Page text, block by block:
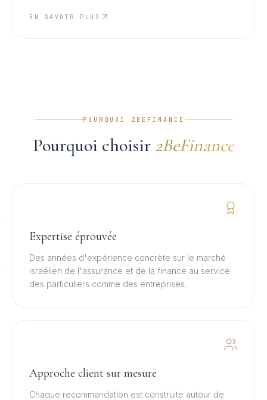
EN SAVOIR PLUS
POURQUOI 2BEFINANCE
Pourquoi choisir 2BeFinance
Expertise éprouvée
Des années d'expérience concrète sur le marché
israélien de l'assurance et de la finance au service
des particuliers comme des entreprises.
Approche client sur mesure
Chaque recommandation est construite autour de